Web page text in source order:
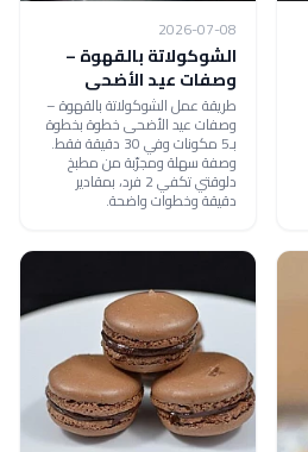
2026-07-08
الشوكولاتة بالقهوة –
وصفات عيد الأضحى
طريقة عمل الشوكولاتة بالقهوة –
وصفات عيد الأضحى خطوة بخطوة
بـ5 مكونات وفي 30 دقيقة فقط.
وصفة سهلة ومجرّبة من مطبخ
دلوقتي تكفي 2 فرد، بمقادير
دقيقة وخطوات واضحة.